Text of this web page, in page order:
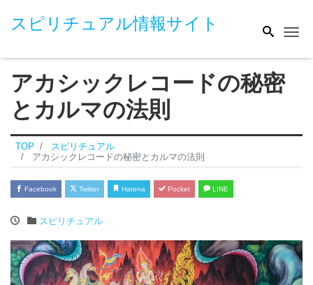
スピリチュアル情報サイト
アカシックレコードの秘密
とカルマの法則
TOP
スピリチュアル
アカシックレコードの秘密とカルマの法則
Facebook Twitter Hatena Pocket LINE
スピリチュアル